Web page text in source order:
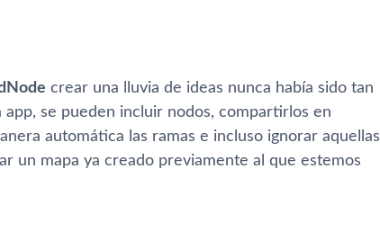
crear una lluvia de ideas nunca había sido tan
se pueden incluir nodos, compartirlos en
automática las ramas e incluso ignorar aquellas
un mapa ya creado previamente al que estemos